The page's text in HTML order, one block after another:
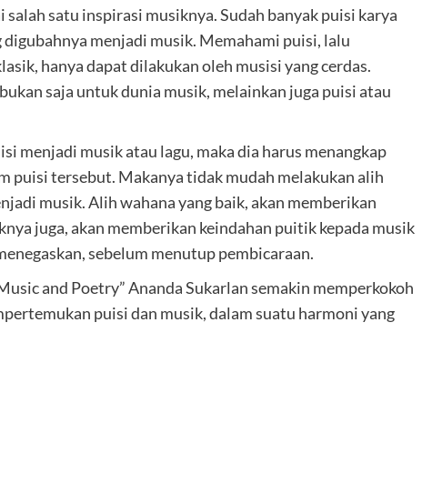
satu inspirasi musiknya. Sudah banyak puisi karya
menjadi musik. Memahami puisi, lalu
hanya dapat dilakukan oleh musisi yang cerdas.
saja untuk dunia musik, melainkan juga puisi atau
menjadi musik atau lagu, maka dia harus menangkap
puisi tersebut. Makanya tidak mudah melakukan alih
musik. Alih wahana yang baik, akan memberikan
juga, akan memberikan keindahan puitik kepada musik
sebelum menutup pembicaraan.
and Poetry” Ananda Sukarlan semakin memperkokoh
puisi dan musik, dalam suatu harmoni yang